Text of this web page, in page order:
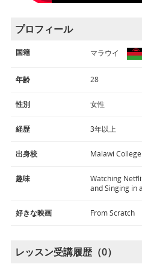
プロフィール
国籍 マラウイ
年齢 28
性別 女性
経歴 3年以上
出身校 Malawi
趣味
Watching
and Singing in
好きな映画 From Scratch
レッスン受講履歴（0）